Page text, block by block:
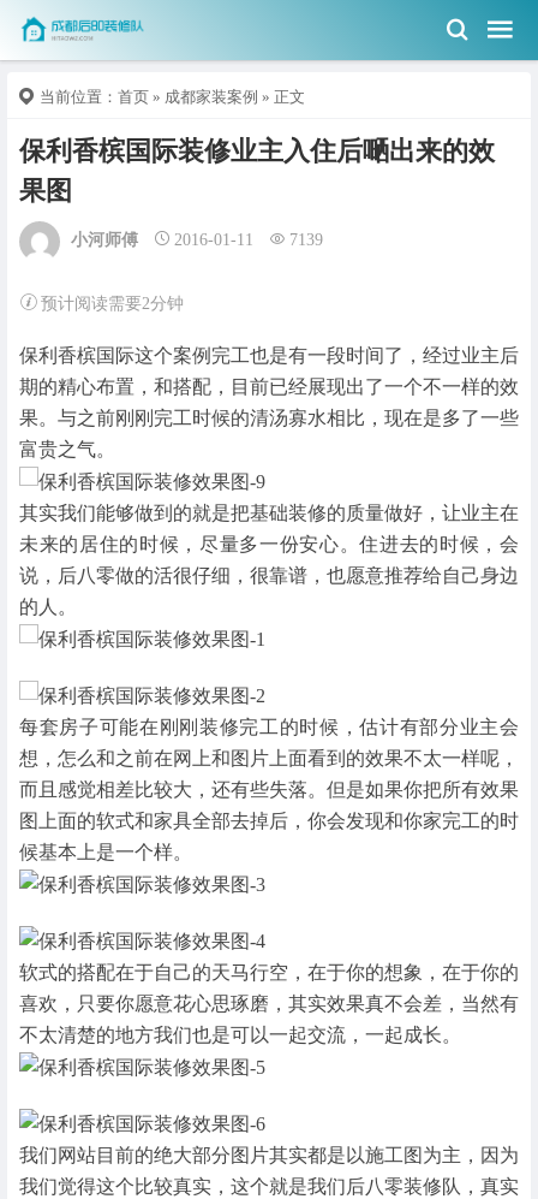
当前位置： 首页 » 成都家装案例 » 正文
保利香槟国际装修业主入住后嗮出来的效
果图
小河师傅 2016-01-11 7139
预计阅读需要2分钟
保利香槟国际这个案例完工也是有一段时间了，经过业主后
期的精心布置，和搭配，目前已经展现出了一个不一样的效
果。与之前刚刚完工时候的清汤寡水相比，现在是多了一些
富贵之气。
其实我们能够做到的就是把基础装修的质量做好，让业主在
未来的居住的时候，尽量多一份安心。住进去的时候，会
说，后八零做的活很仔细，很靠谱，也愿意推荐给自己身边
的人。
每套房子可能在刚刚装修完工的时候，估计有部分业主会
想，怎么和之前在网上和图片上面看到的效果不太一样呢，
而且感觉相差比较大，还有些失落。但是如果你把所有效果
图上面的软式和家具全部去掉后，你会发现和你家完工的时
候基本上是一个样。
软式的搭配在于自己的天马行空，在于你的想象，在于你的
喜欢，只要你愿意花心思琢磨，其实效果真不会差，当然有
不太清楚的地方我们也是可以一起交流，一起成长。
我们网站目前的绝大部分图片其实都是以施工图为主，因为
我们觉得这个比较真实，这个就是我们后八零装修队，真实